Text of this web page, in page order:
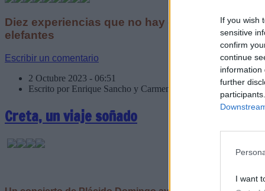
If you wish
sensitive
confirm
continue
information
further
I want
Diez experiencias que no hay que perderse en
elefantes
Escribir un comentario
2 Octubre 2023 - 06:51
Escrito por Enrique Sancho y Carmen Cespedosa
Creta, un viaje soñado